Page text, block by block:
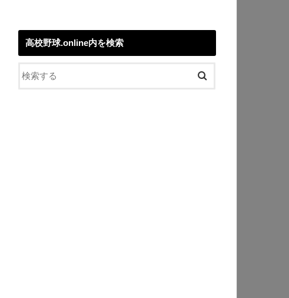
高校野球.online内を検索